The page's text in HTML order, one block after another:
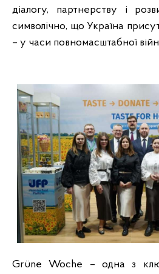
діалогу, партнерству і
символічно, що Україна
– у часи повномасштабної
Grüne Woche – одна з